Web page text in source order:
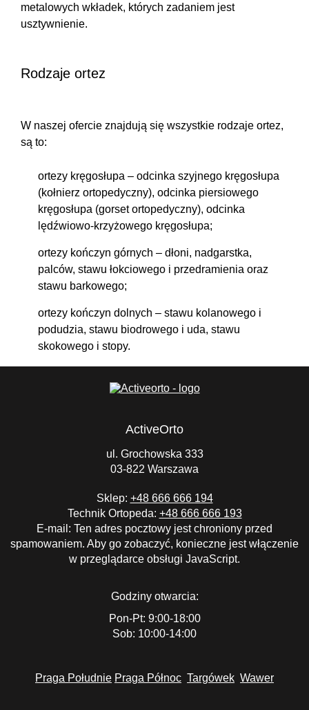
metalowych wkładek, których zadaniem jest
usztywnienie.
Rodzaje ortez
W naszej ofercie znajdują się wszystkie rodzaje ortez,
są to:
ortezy kręgosłupa – odcinka szyjnego kręgosłupa
(kołnierz ortopedyczny), odcinka piersiowego
kręgosłupa (gorset ortopedyczny), odcinka
lędźwiowo-krzyżowego kręgosłupa;
ortezy kończyn górnych – dłoni, nadgarstka,
palców, stawu łokciowego i przedramienia oraz
stawu barkowego;
ortezy kończyn dolnych – stawu kolanowego i
podudzia, stawu biodrowego i uda, stawu
skokowego i stopy.
ActiveOrto
ul. Grochowska 333
03-822 Warszawa
Sklep: +48 666 666 194
Technik Ortopeda: +48 666 666 193
E-mail: Ten adres pocztowy jest chroniony przed
spamowaniem. Aby go zobaczyć, konieczne jest włączenie
w przeglądarce obsługi JavaScript.
Godziny otwarcia:
Pon-Pt: 9:00-18:00
Sob: 10:00-14:00
Praga Południe Praga Północ Targówek Wawer